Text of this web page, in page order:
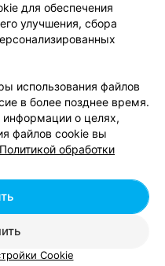
Все адреса
компанию
для обеспечения
улучшения, сбора
использования файлов
в более позднее время.
информации о целях,
файлов cookie вы
Политикой обработки
Cookie